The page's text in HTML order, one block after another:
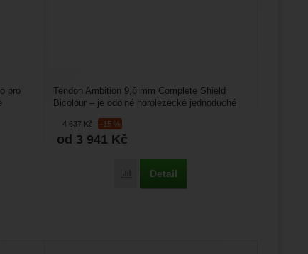
Pro 9,2 Complete Shield' k porovnání
pro
4 637Kč -15 %
od 3 941 Kč
Přidat 'Tendon Ambition 9,8 mm
Detail
Tendon Ambition 9,8 mm Complete Shield
Bicolour – je odolné horolezecké jednoduché